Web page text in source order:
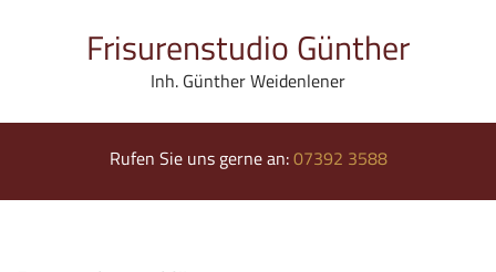
Frisurenstudio Günther
Inh. Günther Weidenlener
Rufen Sie uns gerne an:07392 3588